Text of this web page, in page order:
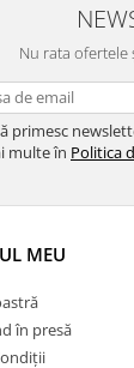
Nu rata
primesc
multe în Politica
MEU
în presă